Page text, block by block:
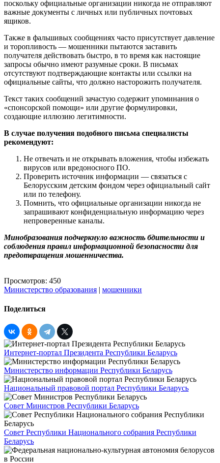
поскольку официальные организации никогда не отправляют
важные документы с личных или публичных почтовых
ящиков.
Также в фальшивых сообщениях часто присутствует давление
и торопливость — мошенники пытаются заставить
получателя действовать быстро, в то время как настоящие
запросы обычно имеют разумные сроки. В письмах
отсутствуют подтверждающие контакты или ссылки на
официальные сайты, что должно насторожить получателя.
Текст таких сообщений зачастую содержит упоминания о
«спонсорской помощи» или другие формулировки,
создающие иллюзию легитимности.
В случае получения подобного письма специалисты
рекомендуют:
Не отвечать и не открывать вложения, чтобы избежать
вирусов или вредоносного ПО.
Проверить источник информации — связаться с
Белорусским детским фондом через официальный сайт
или по телефону.
Помнить, что официальные организации никогда не
запрашивают конфиденциальную информацию через
непроверенные каналы.
Минобразования подчеркнуло важность бдительности и
соблюдения правил информационной безопасности для
предотвращения мошенничества.
Просмотров: 450
Министерство образования | мошенники
Поделиться
Интернет-портал Президента Республики Беларусь
Министерство информации Республики Беларусь
Национальный правовой портал Республики Беларусь
Совет Министров Республики Беларусь
Совет Республики Национального собрания Республики
Беларусь